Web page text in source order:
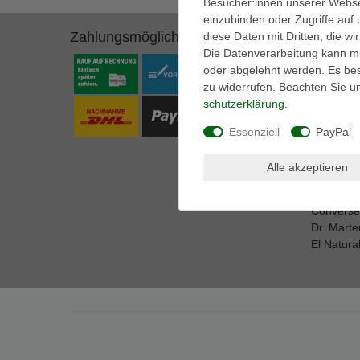
Zahlungsmöglichkeiten Marken
A.S. 98
adidas
AKU
BK
Caterpillar
Converse
Dr.
El
einzubinden oder Zugriffe auf
diese Daten mit Dritten, die
Die Datenverarbeitung kann
oder abgelehnt werden. Es
zu widerrufen. Beachten Sie
schutz­erklärung
Essenziell PayPal
Alle akzeptieren